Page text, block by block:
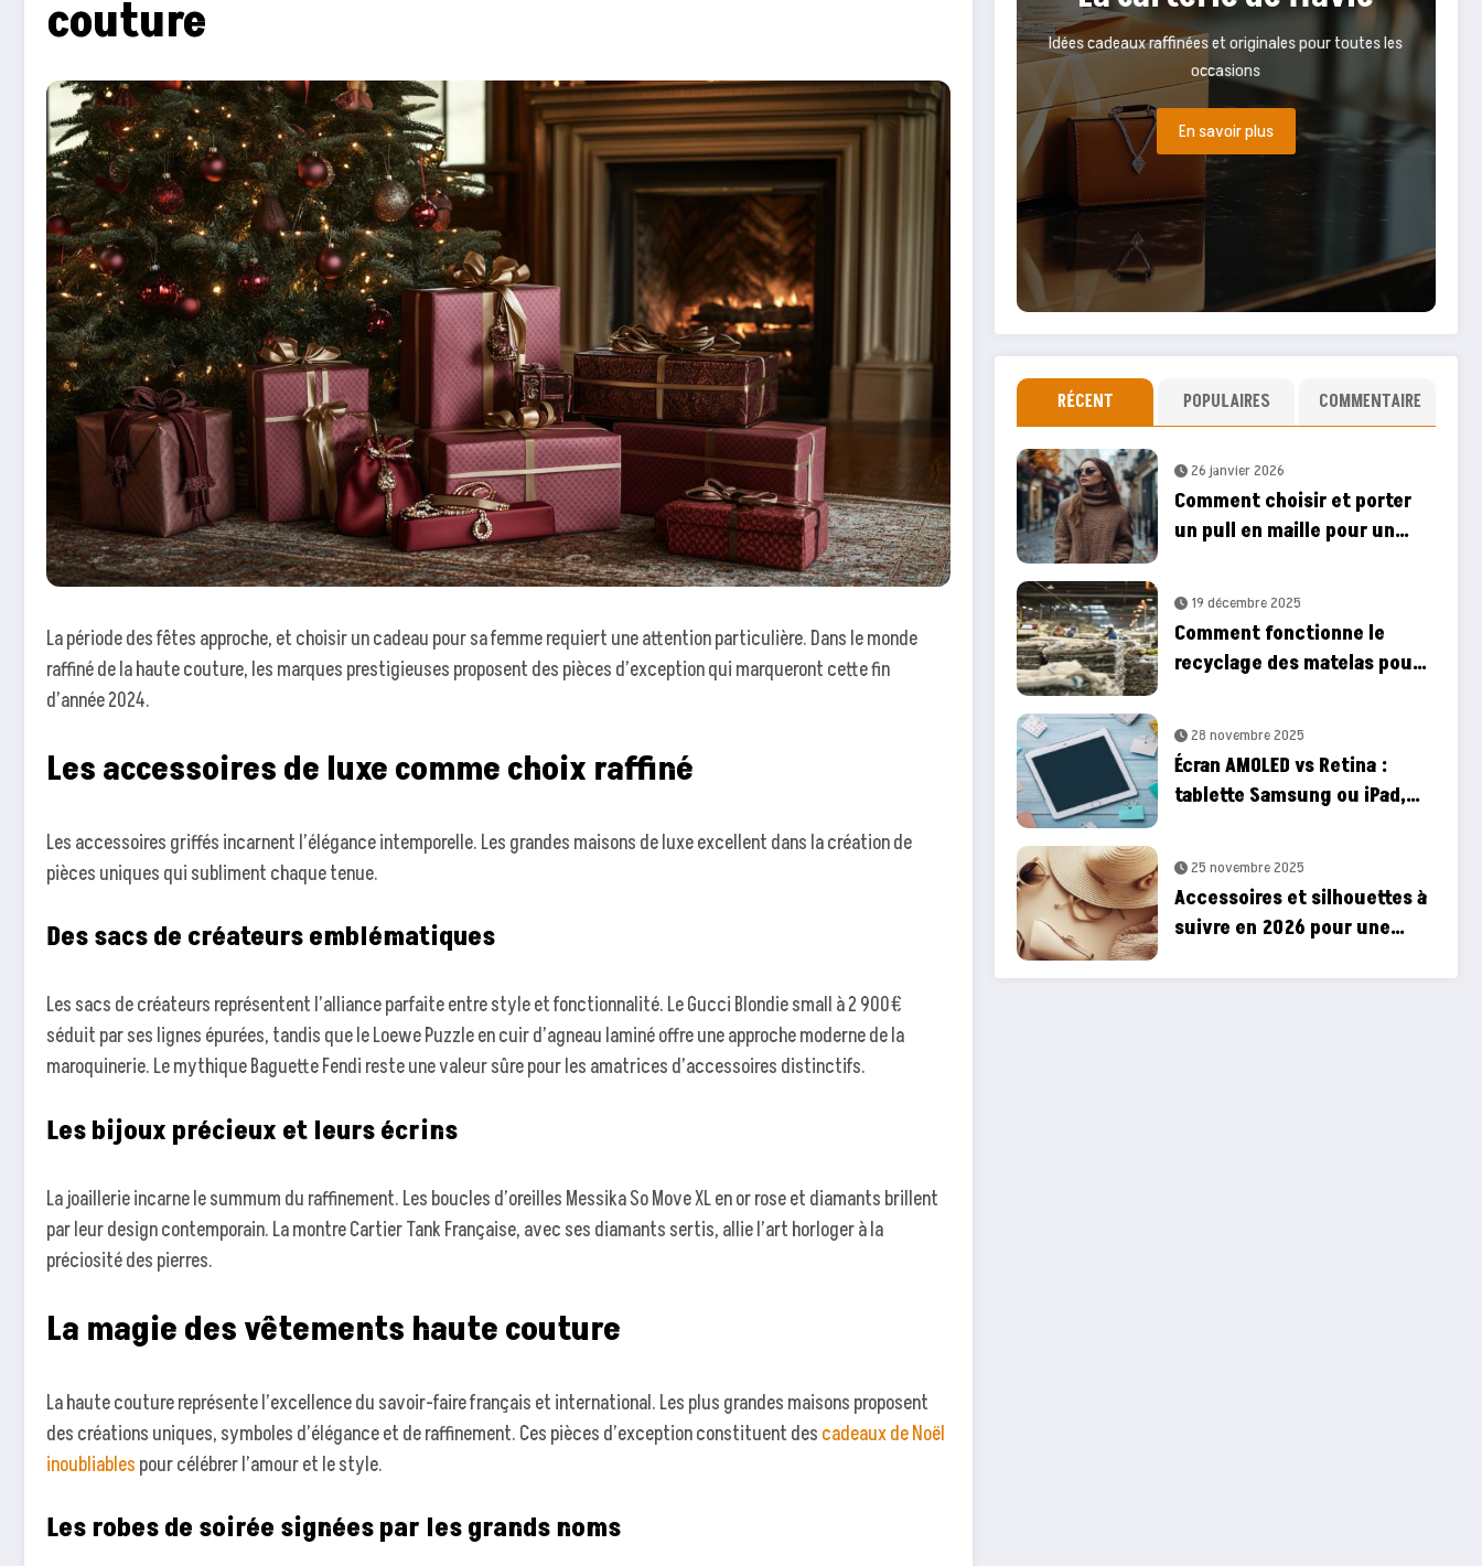
couture
La période des fêtes approche, et choisir un cadeau pour sa femme requiert une attention particulière. Dans le monde
raffiné de la haute couture, les marques prestigieuses proposent des pièces d’exception qui marqueront cette fin
d’année 2024.
Les accessoires de luxe comme choix raffiné
Les accessoires griffés incarnent l’élégance intemporelle. Les grandes maisons de luxe excellent dans la création de
pièces uniques qui subliment chaque tenue.
Des sacs de créateurs emblématiques
Les sacs de créateurs représentent l’alliance parfaite entre style et fonctionnalité. Le Gucci Blondie small à 2 900€
séduit par ses lignes épurées, tandis que le Loewe Puzzle en cuir d’agneau laminé offre une approche moderne de la
maroquinerie. Le mythique Baguette Fendi reste une valeur sûre pour les amatrices d’accessoires distinctifs.
Les bijoux précieux et leurs écrins
La joaillerie incarne le summum du raffinement. Les boucles d’oreilles Messika So Move XL en or rose et diamants brillent
par leur design contemporain. La montre Cartier Tank Française, avec ses diamants sertis, allie l’art horloger à la
préciosité des pierres.
La magie des vêtements haute couture
La haute couture représente l’excellence du savoir-faire français et international. Les plus grandes maisons proposent
des créations uniques, symboles d’élégance et de raffinement. Ces pièces d’exception constituent des cadeaux de Noël
inoubliables pour célébrer l’amour et le style.
Les robes de soirée signées par les grands noms
Idées cadeaux raffinées et originales pour toutes les
occasions
En savoir plus
RÉCENT POPULAIRES COMMENTAIRE
26 janvier 2026
Comment choisir et porter
un pull en maille pour un
19 décembre 2025
Comment fonctionne le
recyclage des matelas pour
28 novembre 2025
Écran AMOLED vs Retina :
tablette Samsung ou iPad,
qualité-prix ?
25 novembre 2025
Accessoires et silhouettes à
suivre en 2026 pour une